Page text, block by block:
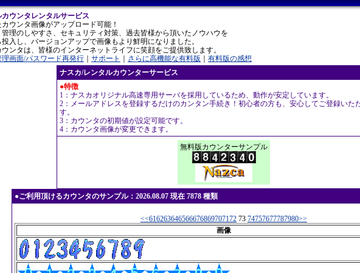
ウンタレンタルサービス
ウンタ画像がアップロード可能！
理のしやすさ、セキュリティ対策、過去皆様から頂いたノウハウを
入し、バージョンアップで画像もより鮮明になりました。
ンタは、皆様のインターネットライフに笑顔をご提供致します。
理画面/パスワード再発行 サポート さらに高機能な有料版
有料版の感想
ナスカ/レンタルカウンターサービス
●特徴
1：ナスカオリジナル高速専用サーバを採用しているため、動作が安定しています。
2：メールアドレスを登録するだけのカンタン手続き！初心者の方も、安心してご登録いた
す。
3：カウンタの初期値が設定可能です。
4：カウンタ画像が変更できます。
無料版カウンターサンプル
●ご利用頂けるカウンタのサンプル：2026.08.07 現在 7878 種類
<<616263646566676869707172 73 74757677787980>>
画像